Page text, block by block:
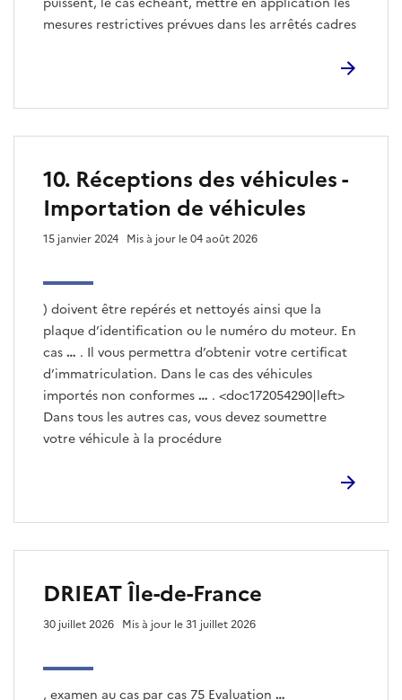
mesures restrictives prévues dans les arrêtés cadres
10. Réceptions des véhicules -
Importation de véhicules
) doivent être repérés et nettoyés ainsi que la
plaque d’identification ou le numéro du moteur. En
cas… . Il vous permettra d’obtenir votre certificat
d’immatriculation. Dans le cas des véhicules
importés non conformes… . <doc172054290|left>
Dans tous les autres cas, vous devez soumettre
votre véhicule à la procédure
15 janvier 2024 Mis à jour le 04 août 2026
DRIEAT Île-de-France
, examen au cas par cas 75 Evaluation …
30 juillet 2026 Mis à jour le 31 juillet 2026